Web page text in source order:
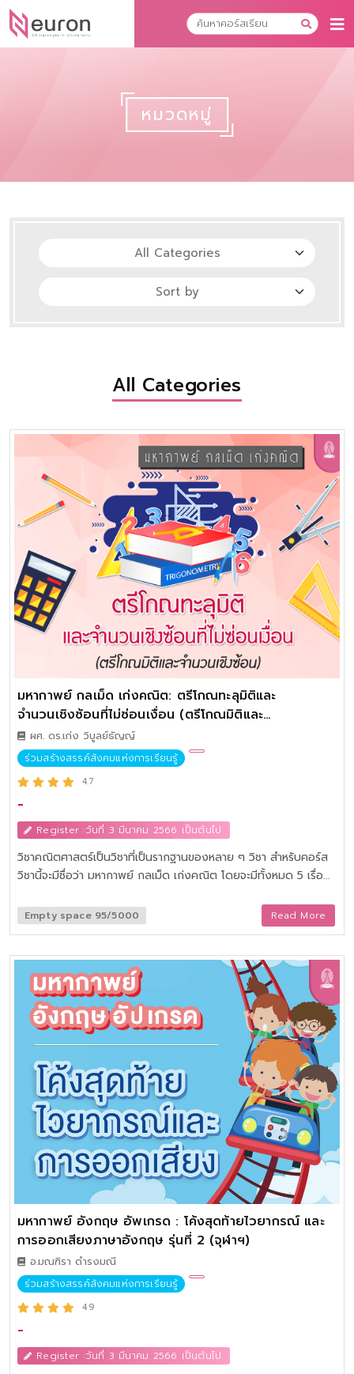
หมวดหมู่
All Categories
มหากาพย์ กลเม็ด เก่งคณิต: ตรีโกณทะลุมิติและ
จำนวนเชิงซ้อนที่ไม่ซ่อนเงื่อน (ตรีโกณมิติและ
จำนวนเชิงซ้อน) (จุฬาฯ)
ผศ. ดร.เก่ง วิบูลย์ธัญญ์
ร่วมสร้างสรรค์สังคมแห่งการเรียนรู้
4.7
-
Register :วันที่ 3 มีนาคม 2566 เป็นต้นไป
วิชาคณิตศาสตร์เป็นวิชาที่เป็นรากฐานของหลาย ๆ วิชา สำหรับคอร์ส
วิชานี้จะมีชื่อว่า มหากาพย์ กลเม็ด เก่งคณิต โดยจะมีทั้งหมด 5 เรื่อง
ทะลุมิติและจำนวนเชิงซ้อนที่ไม่ซ่อนเงื่อน และเรื่องจำเป็นในความน่าจะ
เป็น วิชานี้จะเป็นวิชาที่ทำให้ผู้เรียนได้เข้าใจคณิตศาสตร์มากขึ้น โดยผู้
นี้จะเปลี่ยนทัศนคติของผู้เรียนวิชาคณิตศาสตร์จาก Negative เป็น
Positive
Empty space 95/5000 Read More
มหากาพย์ อังกฤษ อัพเกรด : โค้งสุดท้ายไวยากรณ์ และ
การออกเสียงภาษาอังกฤษ รุ่นที่ 2 (จุฬาฯ)
อ.มณฑิรา ดำรงมณี
ร่วมสร้างสรรค์สังคมแห่งการเรียนรู้
4.9
-
Register :วันที่ 3 มีนาคม 2566 เป็นต้นไป